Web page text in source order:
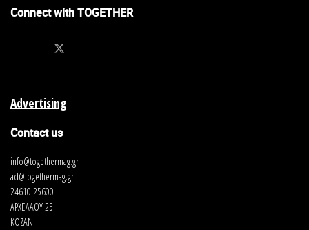
Connect with TOGETHER
Advertising
Contact us
info@togethermag.gr
ad@togethermag.gr
24610 25600
ΑΡΧΕΛΑΟΥ 25
ΚΟΖΑΝΗ